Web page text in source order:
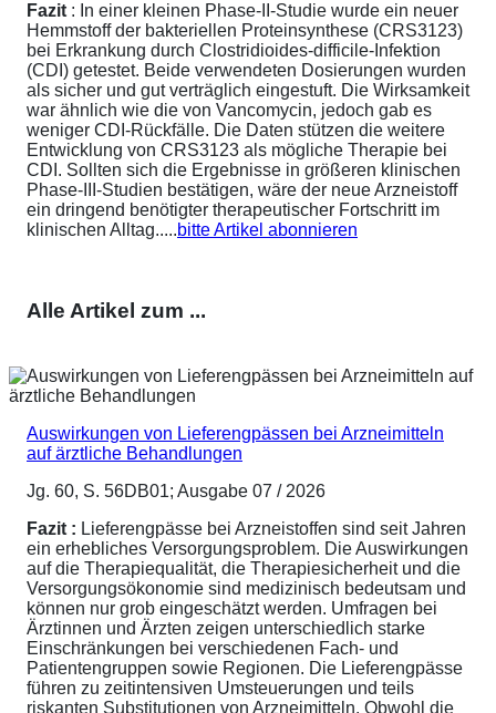
Fazit : In einer kleinen Phase-II-Studie wurde ein neuer
Hemmstoff der bakteriellen Proteinsynthese (CRS3123)
bei Erkrankung durch Clostridioides-difficile-Infektion
(CDI) getestet. Beide verwendeten Dosierungen wurden
als sicher und gut verträglich eingestuft. Die Wirksamkeit
war ähnlich wie die von Vancomycin, jedoch gab es
weniger CDI-Rückfälle. Die Daten stützen die weitere
Entwicklung von CRS3123 als mögliche Therapie bei
CDI. Sollten sich die Ergebnisse in größeren klinischen
Phase-III-Studien bestätigen, wäre der neue Arzneistoff
ein dringend benötigter therapeutischer Fortschritt im
klinischen Alltag.....bitte Artikel abonnieren
Alle Artikel zum ...
Auswirkungen von Lieferengpässen bei Arzneimitteln
auf ärztliche Behandlungen
Jg. 60, S. 56DB01; Ausgabe 07 / 2026
Fazit : Lieferengpässe bei Arzneistoffen sind seit Jahren
ein erhebliches Versorgungsproblem. Die Auswirkungen
auf die Therapiequalität, die Therapiesicherheit und die
Versorgungsökonomie sind medizinisch bedeutsam und
können nur grob eingeschätzt werden. Umfragen bei
Ärztinnen und Ärzten zeigen unterschiedlich starke
Einschränkungen bei verschiedenen Fach- und
Patientengruppen sowie Regionen. Die Lieferengpässe
führen zu zeitintensiven Umsteuerungen und teils
riskanten Substitutionen von Arzneimitteln. Obwohl die